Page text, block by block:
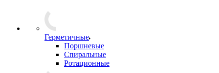
Герметичные
Поршневые
Спиральные
Ротационные